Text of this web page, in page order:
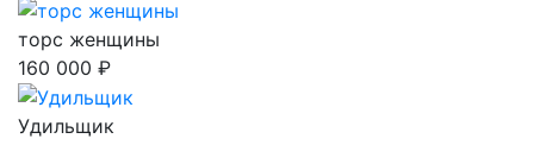
торс женщины
160 000 ₽
Удильщик